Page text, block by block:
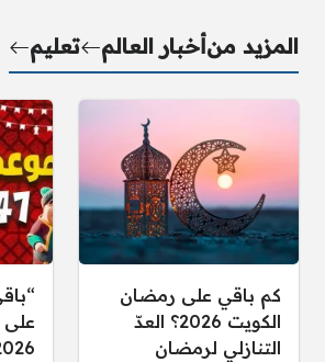
المزيد منأخبار العالم تعليم
كم باقي على رمضان
الكويت 2026؟ العدّ
التنازلي لرمضان